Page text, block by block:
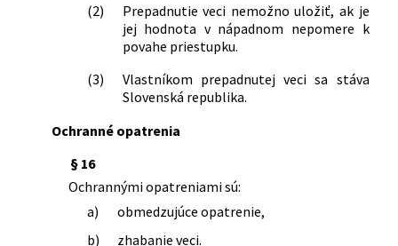
zákony
31/2013 Z. z.
Zákon, ktorým sa mení zákon
Slovenskej národnej rady č. 372/1990
Zb. o priestupkoch v znení neskorších
predpisov
č. 328/2002 Z. z. o sociálnom
v znení neskorších predpisov a ktorým
sa menia a dopĺňajú niektoré zákony
94/2013 Z. z.
Zákon o puncovníctve a skúšaní
(2)
Prepadnutie veci nemožno uložiť, ak je
jej hodnota v nápadnom nepomere k
povahe priestupku.
(3)
Vlastníkom prepadnutej veci sa stáva
Slovenská republika.
Ochranné opatrenia
§ 16
Ochrannými opatreniami sú:
a)
obmedzujúce opatrenie,
b)
zhabanie veci.